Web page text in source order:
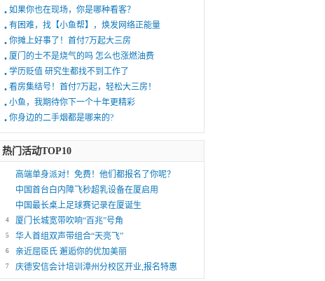
· 如果你也在现场，你是哪种看客？
· 有困难，找【小鱼帮】，焕发网络正能量
· 你摊上好事了！首付7万起大三房
· 厦门的士不是烧气的吗 怎么也涨燃油费
· 学历贬值 研究生都找不到工作了
· 看房集结号！首付7万起，轻松大三房！
· 小鱼，我期待你下一个十年更精彩
· 你身边的二手烟都是哪来的?
热门活动TOP10
高端单身派对！免费！他们都报名了你呢？
中国首台白内障飞秒超乳设备在厦启用
中国最长桌上足球赛记录在厦诞生
4 厦门长城宽带吹响“百兆”号角
5 华人首组双声带组合“天亮飞”
6 亲近屈臣氏 邂逅你的优加美丽
7 庆德安信会计培训漳州分校区开业,报名特惠